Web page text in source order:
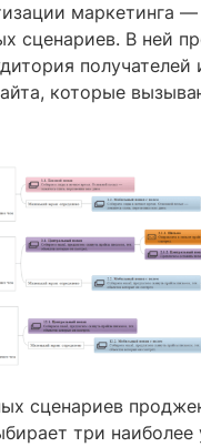
маркетинга —
сценариев. В ней
получателей
которые
сценариев
три наиболее